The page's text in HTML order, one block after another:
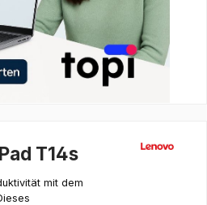
T14s
mit dem